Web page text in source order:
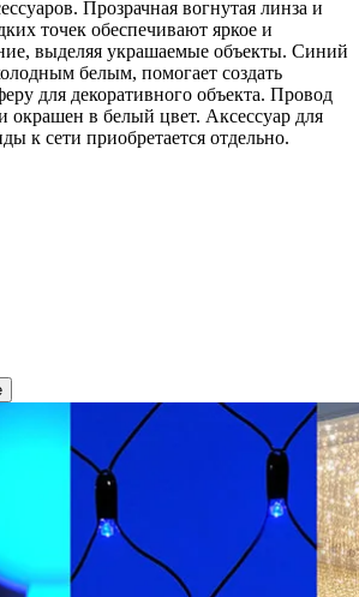
Прозрачная вогнутая линза и
точек обеспечивают яркое и
выделяя украшаемые объекты. Синий
белым, помогает создать
для декоративного объекта. Провод
окрашен в белый цвет. Аксессуар для
к сети приобретается отдельно.